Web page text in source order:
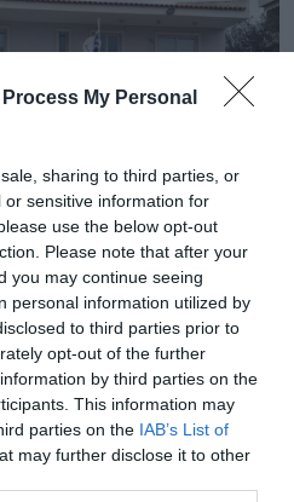
My Personal
sharing to third parties, or
sensitive information for
use the below opt-out
Please note that after your
you may continue seeing
personal information utilized by
to third parties prior to
opt-out of the further
by third parties on the
This information may
parties on the IAB’s List of
may further disclose it to other
Βούλας-
θα αρνούνται οι
το πρόβλημα των
το µισό ΑΕΠ της
προκλήσεις